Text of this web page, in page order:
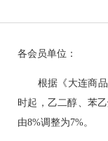
各会员单位：
根据《大连商
时起，乙二醇、苯
由8%调整为7%。